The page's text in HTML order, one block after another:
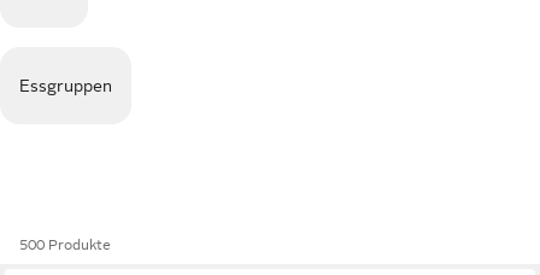
Essgruppen
500 Produkte